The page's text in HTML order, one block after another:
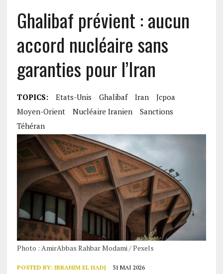
Ghalibaf prévient : aucun
accord nucléaire sans
garanties pour l’Iran
TOPICS: Etats-Unis Ghalibaf Iran
Jcpoa
Moyen-Orient
Nucléaire Iranien
Sanctions
Téhéran
Photo : AmirAbbas Rahbar Modami / Pexels
POSTED BY: IBRAHIM EL HADJ 31 MAI 2026